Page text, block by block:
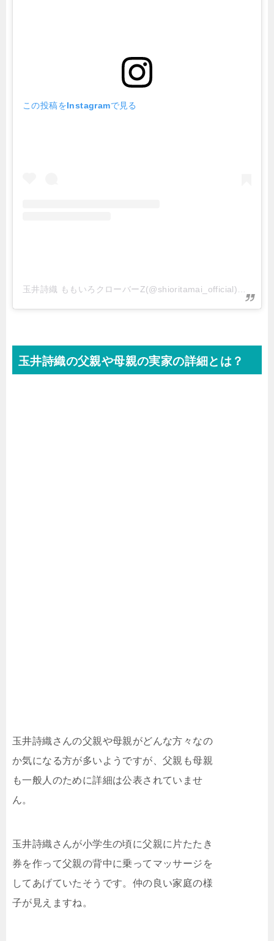
この投稿をInstagramで見る
玉井詩織 ももいろクローバーZ(@shioritamai_official)がシェアした投稿
玉井詩織の父親や母親の実家の詳細とは？
玉井詩織さんの父親や母親がどんな方々なの
か気になる方が多いようですが、父親も母親
も一般人のために詳細は公表されていませ
ん。
玉井詩織さんが小学生の頃に父親に片たたき
券を作って父親の背中に乗ってマッサージを
してあげていたそうです。仲の良い家庭の様
子が見えますね。